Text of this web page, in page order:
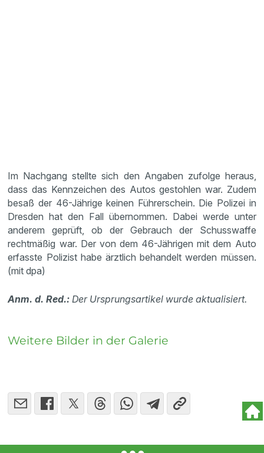
Im Nachgang stellte sich den Angaben zufolge heraus,
dass das Kennzeichen des Autos gestohlen war. Zudem
besaß der 46-Jährige keinen Führerschein. Die Polizei in
Dresden hat den Fall übernommen. Dabei werde unter
anderem geprüft, ob der Gebrauch der Schusswaffe
rechtmäßig war. Der von dem 46-Jährigen mit dem Auto
erfasste Polizist habe ärztlich behandelt werden müssen.
(mit dpa)
Anm. d. Red.: Der Ursprungsartikel wurde aktualisiert.
Weitere Bilder in der Galerie